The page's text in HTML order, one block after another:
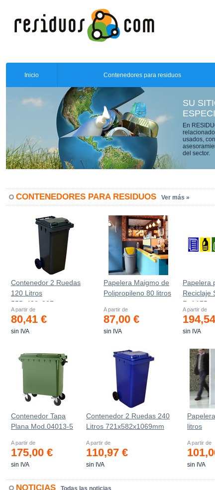
Inicio Contenedores para residuos
SU
En
usados,
del sector.
CONTENEDORES PARA RESIDUOS Ver más »
Contenedor 2 Ruedas
120 Litros
555х480х937mm
A partir de
80,41 €
sin IVA
Papelera Maigmo de
Polipropileno 80 litros
A partir de
87,00 €
sin IVA
Papelera
Reciclaje
Ref.175
A partir de
sin IVA
Contenedor Tapa
Plana Mod.04013-5
A partir de
175,00 €
sin IVA
Contenedor 2 Ruedas 240
Litros 721х582х1069mm
A partir de
110,97 €
sin IVA
litros
A partir de
sin IVA
NOTICIAS Todas las noticias